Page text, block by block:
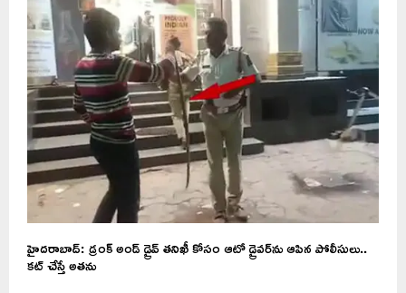
హైదరాబాద్: డ్రంక్ అండ్ డ్రైవ్ తనిఖీ కోసం ఆటో డ్రైవర్‌ను ఆపిన పోలీసులు..
కట్ చేస్తే అతను